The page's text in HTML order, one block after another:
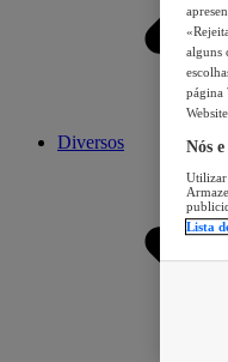
Diversos
alguns
página
Nós
Utilizar
Lista